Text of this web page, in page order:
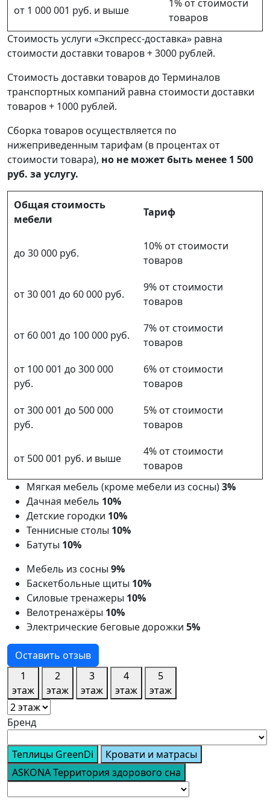
от 1 000 001 руб. и выше
1% от стоимости
товаров
Стоимость услуги «Экспресс-доставка» равна
стоимости доставки товаров + 3000 рублей.
Стоимость доставки товаров до Терминалов
транспортных компаний равна стоимости доставки
товаров + 1000 рублей.
Сборка товаров осуществляется по
нижеприведенным тарифам (в процентах от
стоимости товара), но не может быть менее 1 500
руб. за услугу.
Общая стоимость
мебели
Тариф
до 30 000 руб.
10% от стоимости
товаров
от 30 001 до 60 000 руб.
9% от стоимости
товаров
от 60 001 до 100 000 руб.
7% от стоимости
товаров
от 100 001 до 300 000
руб.
6% от стоимости
товаров
от 300 001 до 500 000
руб.
5% от стоимости
товаров
от 500 001 руб. и выше
4% от стоимости
товаров
Мягкая мебель (кроме мебели из сосны)3%
Дачная мебель 10%
Детские городки 10%
Теннисные столы 10%
Батуты 10%
Мебель из сосны 9%
Баскетбольные щиты 10%
Силовые тренажеры 10%
Велотренажёры 10%
Электрические беговые дорожки 5%
Оставить отзыв
1
этаж
2
этаж
3
этаж
4
этаж
5
этаж
Бренд
Теплицы GreenDi
Кровати и матрасы
ASKONA Территория здорового сна